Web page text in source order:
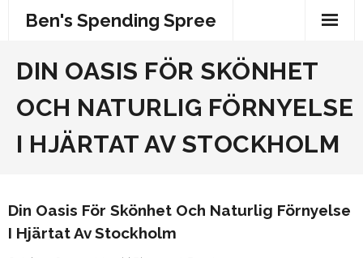
Ben's Spending Spree
DIN OASIS FÖR SKÖNHET
OCH NATURLIG FÖRNYELSE
I HJÄRTAT AV STOCKHOLM
Din Oasis För Skönhet Och Naturlig Förnyelse
I Hjärtat Av Stockholm